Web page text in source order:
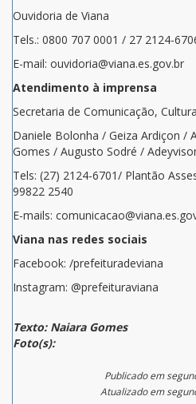
Ouvidoria de Viana
Tels.: 0800 707 0001 / 27 2124-
E-mail: ouvidoria@viana.es.gov.br
Atendimento à imprensa
Secretaria de Comunicação,
Daniele Bolonha / Geiza Ardiçon /
Gomes / Augusto Sodré /
Tels: (27) 2124-6701/ Plantão
99822 2540
E-mails:
Viana nas redes sociais
Facebook: /prefeituradeviana
Instagram: @prefeituraviana
Texto: Naiara Gomes
Foto(s):
Publicado em
Atualizado em